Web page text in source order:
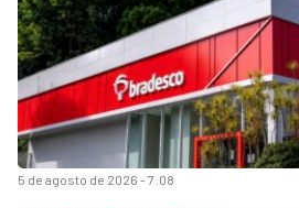
5 de agosto de 2026 - 7:08